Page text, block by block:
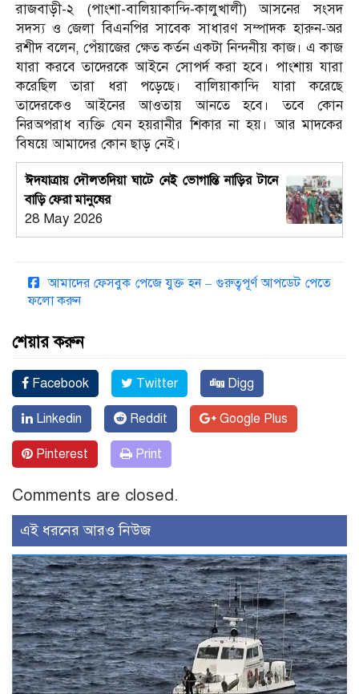
রাজবাড়ী-২ (পাংশা-বালিয়াকান্দি-কালুখালী) আসনের সংসদ
সদস্য ও জেলা বিএনপির সাবেক সাধারণ সম্পাদক হারুন-অর
রশীদ বলেন, পেঁয়াজের ক্ষেত কর্তন একটা নিন্দনীয় কাজ। এ কাজ
যারা করবে তাদেরকে আইনে সোপর্দ করা হবে। পাংশায় যারা
করেছিল তারা ধরা পড়েছে। বালিয়াকান্দি যারা করেছে
তাদেরকেও আইনের আওতায় আনতে হবে। তবে কোন
নিরঅপরাধ ব্যক্তি যেন হয়রানীর শিকার না হয়। আর মাদকের
বিষয়ে আমাদের কোন ছাড় নেই।
ঈদযাত্রায় দৌলতদিয়া ঘাটে নেই ভোগান্তি নাড়ির টানে
বাড়ি ফেরা মানুষের
28 May 2026
আমাদের ফেসবুক পেজে যুক্ত হন – গুরুত্বপূর্ণ আপডেট পেতে
ফলো করুন
শেয়ার করুন
Facebook Twitter Digg
Linkedin Reddit Google Plus
Pinterest Print
Comments are closed.
এই ধরনের আরও নিউজ